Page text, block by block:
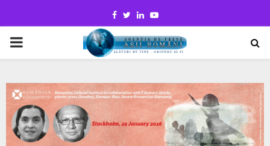
Facebook
TwitterLinkedinYoutube
PRIMARY